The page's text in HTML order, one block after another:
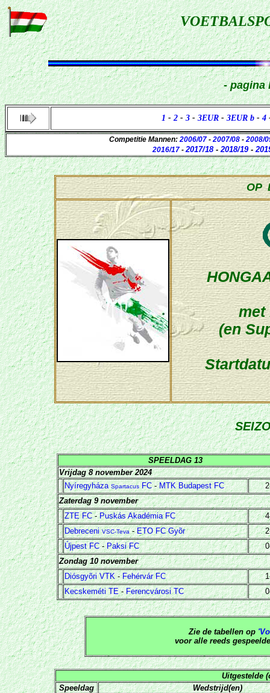
- pagina
1 - 2 - 3 - 3EUR - 3EUR b -4
Competitie Mannen:2006/07-2007/08-2008/
2016/17 -2017/18- 2018/19-
OP
met
(en
SPEELDAG 13
Vrijdag 8 november 2024
NyíregyházaSpartacusFC-MTK Budapest FC
Zaterdag 9 november
ZTE FC-Puskás Akadémia FC
DebreceniVSC-Teva-ETO FC Gyõr
Újpest FC-Paksi FC
Zondag 10 november
Diósgyõri VTK-Fehérvár FC
Kecskeméti TE-Ferencvárosi TC
Zie de tabellen op
voor alle reeds
Uitgestelde
Speeldag
Wedstrijd(en)